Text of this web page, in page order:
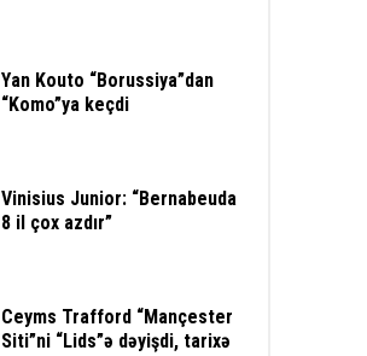
Yan Kouto “Borussiya”dan
“Komo”ya keçdi
Vinisius Junior: “Bernabeuda
8 il çox azdır”
Ceyms Trafford “Mançester
Siti”ni “Lids”ə dəyişdi, tarixə